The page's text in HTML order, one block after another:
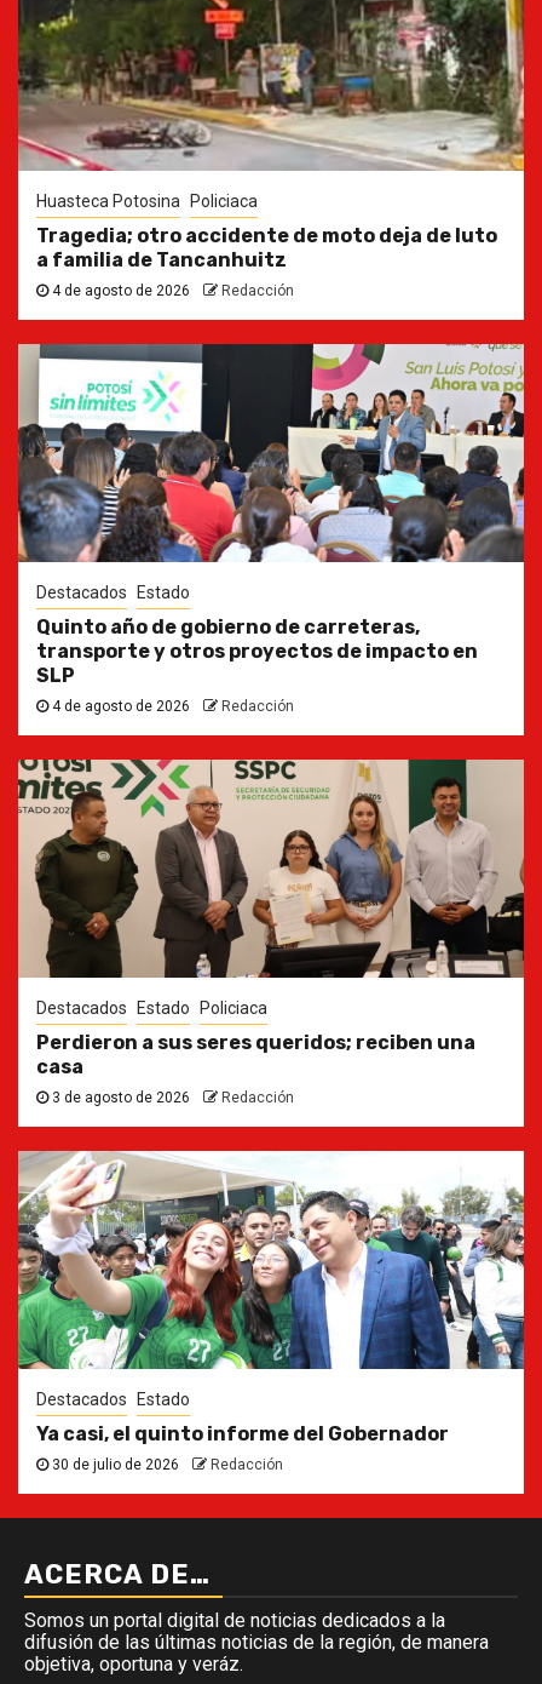
Huasteca Potosina Policiaca
Tragedia; otro accidente de moto deja de luto
a familia de Tancanhuitz
4 de agosto de 2026 Redacción
Destacados Estado
Quinto año de gobierno de carreteras,
transporte y otros proyectos de impacto en
SLP
4 de agosto de 2026 Redacción
Destacados Estado Policiaca
Perdieron a sus seres queridos; reciben una
casa
3 de agosto de 2026 Redacción
Destacados Estado
Ya casi, el quinto informe del Gobernador
30 de julio de 2026 Redacción
ACERCA DE…
Somos un portal digital de noticias dedicados a la
difusión de las últimas noticias de la región, de manera
objetiva, oportuna y veráz.